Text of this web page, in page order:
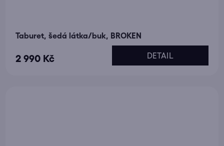
Taburet, šedá látka/buk, BROKEN
2 990 Kč DETAIL